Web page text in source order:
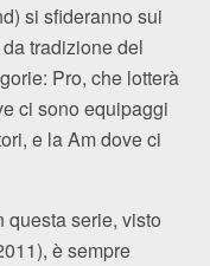
si sfideranno sui
tradizione del
Pro, che lotterà
ci sono equipaggi
e la Am dove ci
questa serie, visto
è sempre